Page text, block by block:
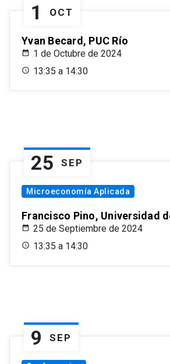
1 OCT
Yvan Becard, PUC Río
1 de Octubre de 2024
13:35 a 14:30
25 SEP
Microeconomía Aplicada
Francisco Pino, Universidad
25 de Septiembre de 2024
13:35 a 14:30
9 SEP